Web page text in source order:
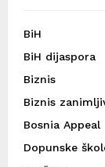
BiH
BiH dijaspora
Biznis
Biznis
Bosnia Appeal
Dopunske